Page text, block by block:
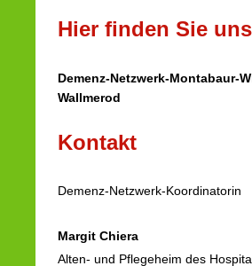
Hier finden Sie uns
Demenz-Netzwerk-Montabaur-
Wallmerod
Kontakt
Demenz-Netzwerk-Koordinatorin
Margit Chiera
Alten- und Pflegeheim des